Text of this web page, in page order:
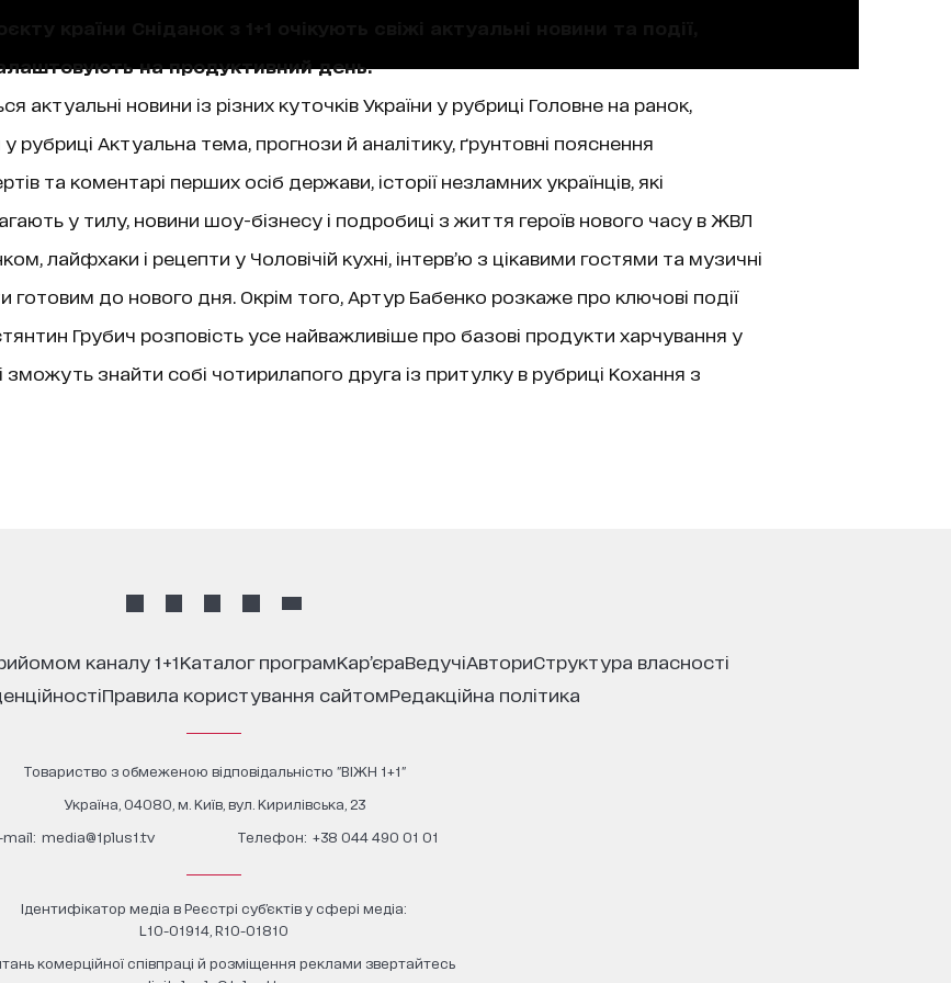
на продуктивний день.
актуальні новини із різних куточків України у рубриці Головне на ранок,
рубриці Актуальна тема, прогнози й аналітику, ґрунтовні пояснення
та коментарі перших осіб держави, історії незламних українців, які
у тилу, новини шоу-бізнесу і подробиці з життя героїв нового часу в ЖВЛ
лайфхаки і рецепти у Чоловічій кухні, інтерв’ю з цікавими гостями та музичні
готовим до нового дня. Окрім того, Артур Бабенко розкаже про ключові події
Грубич розповість усе найважливіше про базові продукти харчування у
знайти собі чотирилапого друга із притулку в рубриці Кохання з
каналу 1+1 каталог програм кар’єра ведучі автори
структура власності
правила користування сайтом редакційна політика
Товариство з обмеженою відповідальністю "ВІЖН 1+1"
Україна, 04080, м. Київ, вул. Кирилівська, 23
mail: media@1plus1.tv Телефон: +38 044 490 01 01
Ідентифікатор медіа в Реєстрі суб’єктів у сфері медіа:
L10-01914, R10-01810
комерційної співпраці й розміщення реклами звертайтесь